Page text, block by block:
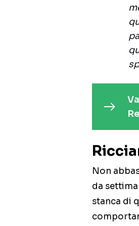
Non
da
stanca di